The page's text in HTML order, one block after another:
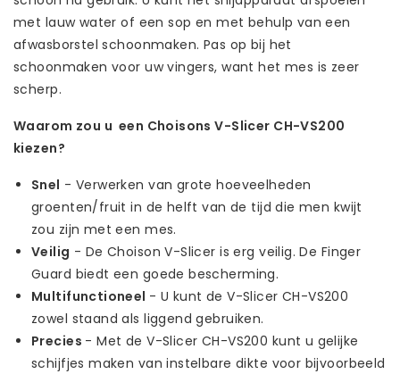
met lauw water of een sop en met behulp van een
afwasborstel schoonmaken. Pas op bij het
schoonmaken voor uw vingers, want het mes is zeer
scherp.
Waarom zou u een Choisons V-Slicer CH-VS200
kiezen?
Snel - Verwerken van grote hoeveelheden
groenten/fruit in de helft van de tijd die men kwijt
zou zijn met een mes.
Veilig - De Choison V-Slicer is erg veilig. De Finger
Guard biedt een goede bescherming.
Multifunctioneel - U kunt de V-Slicer CH-VS200
zowel staand als liggend gebruiken.
Precies - Met de V-Slicer CH-VS200 kunt u gelijke
schijfjes maken van instelbare dikte voor bijvoorbeeld